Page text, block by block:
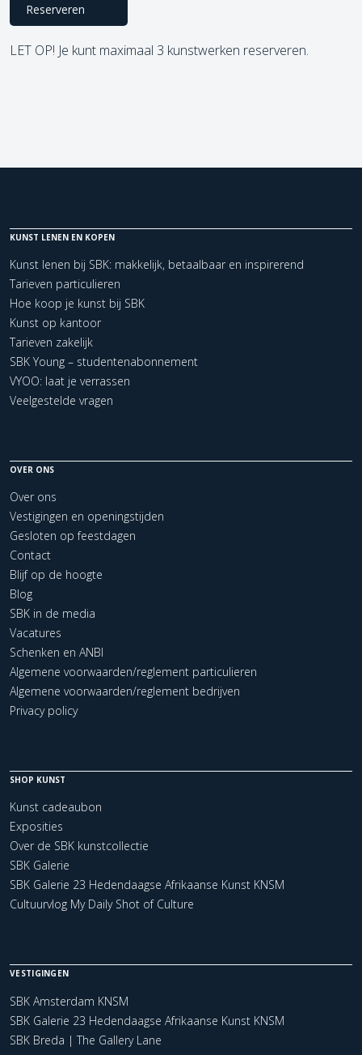
Reserveren
LET OP! Je kunt maximaal 3 kunstwerken reserveren.
KUNST LENEN EN KOPEN
Kunst lenen bij SBK: makkelijk, betaalbaar en inspirerend
Tarieven particulieren
Hoe koop je kunst bij SBK
Kunst op kantoor
Tarieven zakelijk
SBK Young – studentenabonnement
VYOO: laat je verrassen
Veelgestelde vragen
OVER ONS
Over ons
Vestigingen en openingstijden
Gesloten op feestdagen
Contact
Blijf op de hoogte
Blog
SBK in de media
Vacatures
Schenken en ANBI
Algemene voorwaarden/reglement particulieren
Algemene voorwaarden/reglement bedrijven
Privacy policy
SHOP KUNST
Kunst cadeaubon
Exposities
Over de SBK kunstcollectie
SBK Galerie
SBK Galerie 23 Hedendaagse Afrikaanse Kunst KNSM
Cultuurvlog My Daily Shot of Culture
VESTIGINGEN
SBK Amsterdam KNSM
SBK Galerie 23 Hedendaagse Afrikaanse Kunst KNSM
SBK Breda | The Gallery Lane